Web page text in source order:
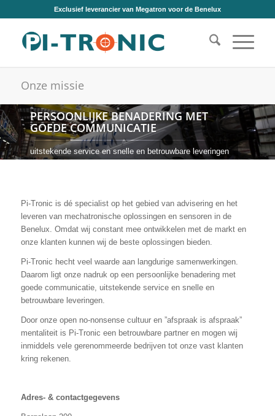
Exclusief leverancier van Megatron voor de Benelux
Onze missie
PERSOONLIJKE BENADERING MET
GOEDE COMMUNICATIE
uitstekende service en snelle en betrouwbare leveringen
Pi-Tronic is dé specialist op het gebied van advisering en het
leveren van mechatronische oplossingen en sensoren in de
Benelux. Omdat wij constant mee ontwikkelen met de markt en
onze klanten kunnen wij de beste oplossingen bieden.
Pi-Tronic hecht veel waarde aan langdurige samenwerkingen.
Daarom ligt onze nadruk op een persoonlijke benadering met
goede communicatie, uitstekende service en snelle en
betrouwbare leveringen.
Door onze open no-nonsense cultuur en ”afspraak is afspraak”
mentaliteit is Pi-Tronic een betrouwbare partner en mogen wij
inmiddels vele gerenommeerde bedrijven tot onze vast klanten
kring rekenen.
Adres- & contactgegevens